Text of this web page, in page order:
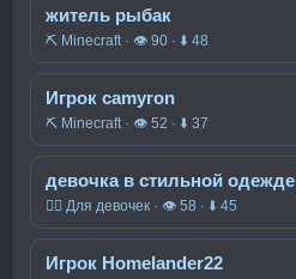
житель рыбак
⛏️ Minecraft · 👁 90 · ⬇ 48
Игрок camyron
⛏️ Minecraft · 👁 52 · ⬇ 37
девочка в стильной одежде
🧍‍♀️ Для девочек · 👁 58 · ⬇ 45
Игрок Homelander22